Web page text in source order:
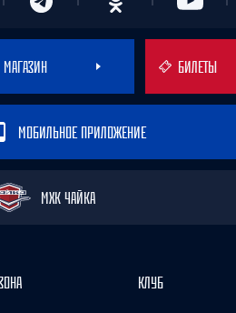
МАГАЗИН БИЛЕТЫ
МОБИЛЬНОЕ ПРИЛОЖЕНИЕ
МХК ЧАЙКА
КЛУБ